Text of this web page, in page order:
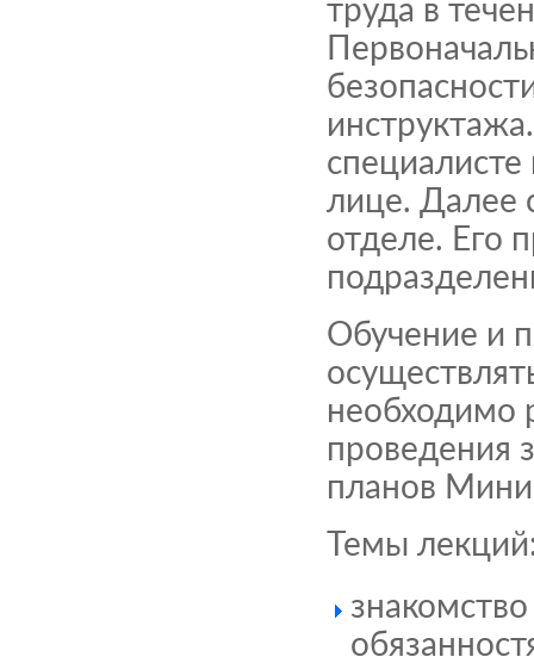
труда в
лице. Далее
отделе. Его
Обучение и
необходимо
проведения
планов
Темы